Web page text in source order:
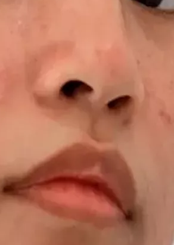
بحروق في بشرة الوجه خلال التعرض
جانب الألم والجفاف والحكة، قد
الشديدة تورمًا وظهور بثور على الوجه، وقد
والغثيان والدوار.
السطور التالية، أسباب
طرق العلاج، وذلك بحسب